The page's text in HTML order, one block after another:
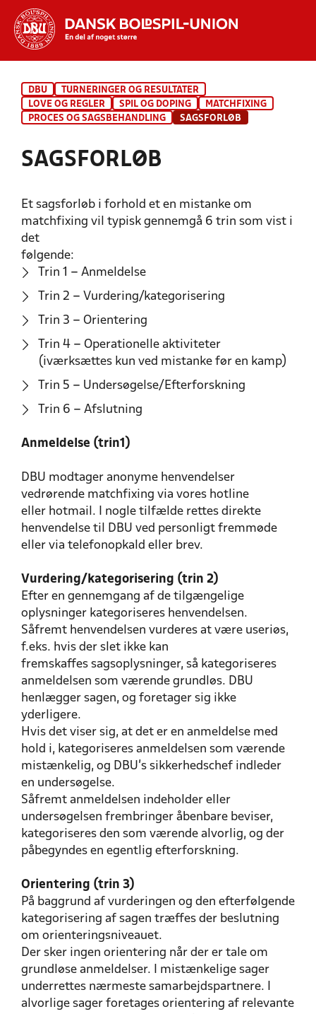
INDHOLD OG NYHEDER
DBU
TURNERINGER OG RESULTATER
LOVE OG REGLER
SPIL OG DOPING
MATCHFIXING
PROCES OG SAGSBEHANDLING
SAGSFORLØB
SAGSFORLØB
Et sagsforløb i forhold et en mistanke om
matchfixing vil typisk gennemgå 6 trin som vist i
det
følgende:
Trin 1 – Anmeldelse
Trin 2 – Vurdering/kategorisering
Trin 3 – Orientering
Trin 4 – Operationelle aktiviteter
(iværksættes kun ved mistanke før en kamp)
Trin 5 – Undersøgelse/Efterforskning
Trin 6 – Afslutning
Anmeldelse (trin1)
DBU modtager anonyme henvendelser
vedrørende matchfixing via vores hotline
eller hotmail. I nogle tilfælde rettes direkte
henvendelse til DBU ved personligt fremmøde
eller via telefonopkald eller brev.
Vurdering/kategorisering (trin 2)
Efter en gennemgang af de tilgængelige
oplysninger kategoriseres henvendelsen.
Såfremt henvendelsen vurderes at være useriøs,
f.eks. hvis der slet ikke kan
fremskaffes sagsoplysninger, så kategoriseres
anmeldelsen som værende grundløs. DBU
henlægger sagen, og foretager sig ikke
yderligere.
Hvis det viser sig, at det er en anmeldelse med
hold i, kategoriseres anmeldelsen som værende
mistænkelig, og DBU’s sikkerhedschef indleder
en undersøgelse.
Såfremt anmeldelsen indeholder eller
undersøgelsen frembringer åbenbare beviser,
kategoriseres den som værende alvorlig, og der
påbegyndes en egentlig efterforskning.
Orientering (trin 3)
På baggrund af vurderingen og den efterfølgende
kategorisering af sagen træffes der beslutning
om orienteringsniveauet.
Der sker ingen orientering når der er tale om
grundløse anmeldelser. I mistænkelige sager
underrettes nærmeste samarbejdspartnere. I
alvorlige sager foretages orientering af relevante